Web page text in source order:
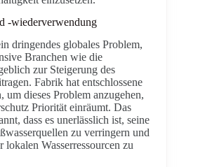
-wiederverwendung
dringendes globales Problem,
Branchen wie die
zur Steigerung des
Fabrik hat entschlossene
um dieses Problem anzugehen,
Priorität einräumt. Das
dass es unerlässlich ist, seine
zu verringern und
lokalen Wasserressourcen zu